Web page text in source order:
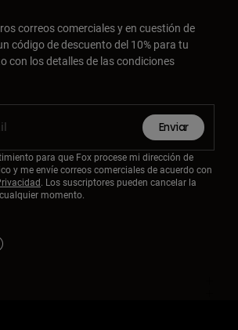
correos comerciales y en cuestión de
código de descuento del 10% para tu
con los detalles de las condiciones
Enviar
para que Fox procese mi dirección de
y me envíe correos comerciales de acuerdo con
. Los suscriptores pueden cancelar la
momento.